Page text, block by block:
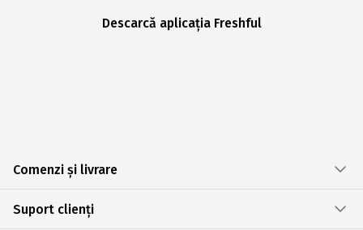
Descarcă aplicația Freshful
Comenzi și livrare
Suport clienți